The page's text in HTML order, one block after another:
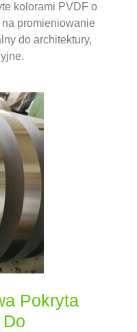
kolorami PVDF o
na promieniowanie
do architektury,
Pokryta